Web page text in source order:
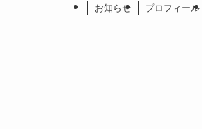
お知らせ プロフィール